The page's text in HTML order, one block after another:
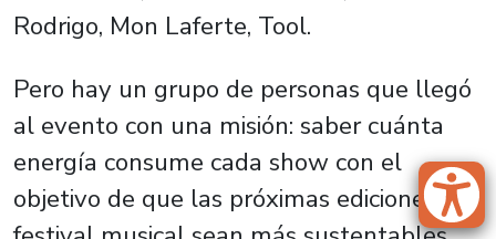
Rodrigo, Mon Laferte, Tool.
Pero hay un grupo de personas que llegó
al evento con una misión: saber cuánta
energía consume cada show con el
objetivo de que las próximas ediciones del